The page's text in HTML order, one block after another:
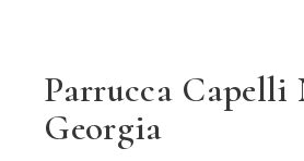
Parrucca
Georgia